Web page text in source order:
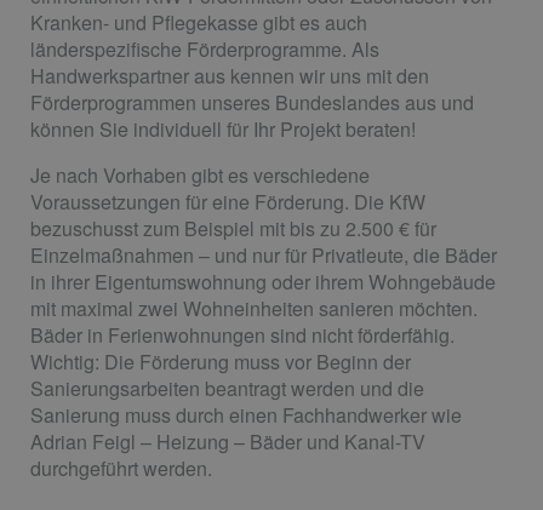
Kranken- und Pflegekasse gibt es auch
länderspezifische Förderprogramme. Als
Handwerkspartner aus kennen wir uns mit den
Förderprogrammen unseres Bundeslandes aus und
können Sie individuell für Ihr Projekt beraten!
Je nach Vorhaben gibt es verschiedene
Voraussetzungen für eine Förderung. Die KfW
bezuschusst zum Beispiel mit bis zu 2.500 € für
Einzelmaßnahmen – und nur für Privatleute, die Bäder
in ihrer Eigentumswohnung oder ihrem Wohngebäude
mit maximal zwei Wohneinheiten sanieren möchten.
Bäder in Ferienwohnungen sind nicht förderfähig.
Wichtig: Die Förderung muss vor Beginn der
Sanierungsarbeiten beantragt werden und die
Sanierung muss durch einen Fachhandwerker wie
Adrian Feigl – Heizung – Bäder und Kanal-TV
durchgeführt werden.